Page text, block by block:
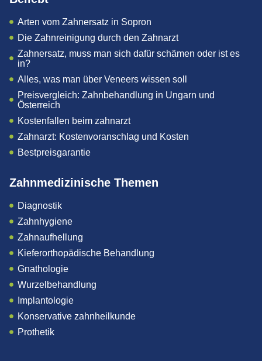
Arten vom Zahnersatz in Sopron
Die Zahnreinigung durch den Zahnarzt
Zahnersatz, muss man sich dafür schämen oder ist es
in?
Alles, was man über Veneers wissen soll
Preisvergleich: Zahnbehandlung in Ungarn und
Österreich
Kostenfallen beim zahnarzt
Zahnarzt: Kostenvoranschlag und Kosten
Bestpreisgarantie
Zahnmedizinische Themen
Diagnostik
Zahnhygiene
Zahnaufhellung
Kieferorthopädische Behandlung
Gnathologie
Wurzelbehandlung
Implantologie
Konservative zahnheilkunde
Prothetik